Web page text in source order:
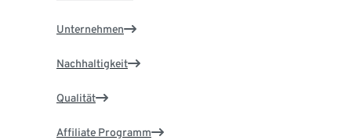
Unternehmen
Nachhaltigkeit
Qualität
Affiliate Programm